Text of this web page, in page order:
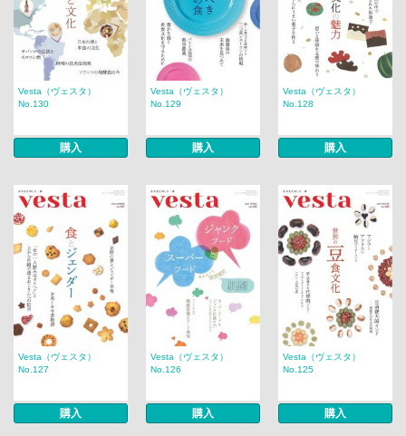
Vesta（ヴェスタ）
No.130
購入
Vesta（ヴェスタ）
No.129
購入
Vesta（ヴェスタ）
No.128
購入
Vesta（ヴェスタ）
No.127
購入
Vesta（ヴェスタ）
No.126
購入
Vesta（ヴェスタ）
No.125
購入